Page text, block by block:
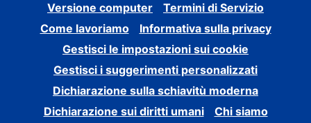
Versione computer
Termini di Servizio
Come lavoriamo
Informativa sulla privacy
Gestisci le impostazioni sui cookie
Gestisci i suggerimenti personalizzati
Dichiarazione sulla schiavitù moderna
Dichiarazione sui diritti umani
Chi siamo